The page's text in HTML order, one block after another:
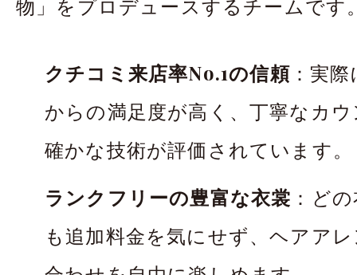
物」をプロデュースするチームです
クチコミ来店率No.1の信頼：実際
からの満足度が高く、丁寧なカ
確かな技術が評価されています。
ランクフリーの豊富な衣裳 ：ど
も追加料金を気にせず、ヘアア